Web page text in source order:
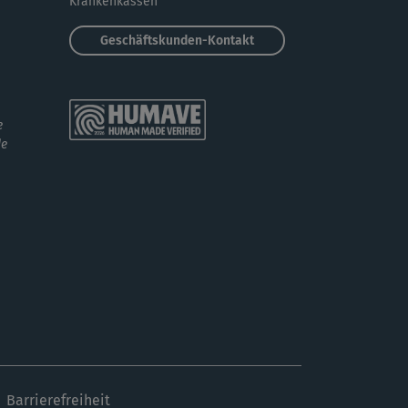
hat gut getan
Aufwärmen? Auf keinen Fall!
Geschäftskunden-Kontakt
Barrierefreiheit